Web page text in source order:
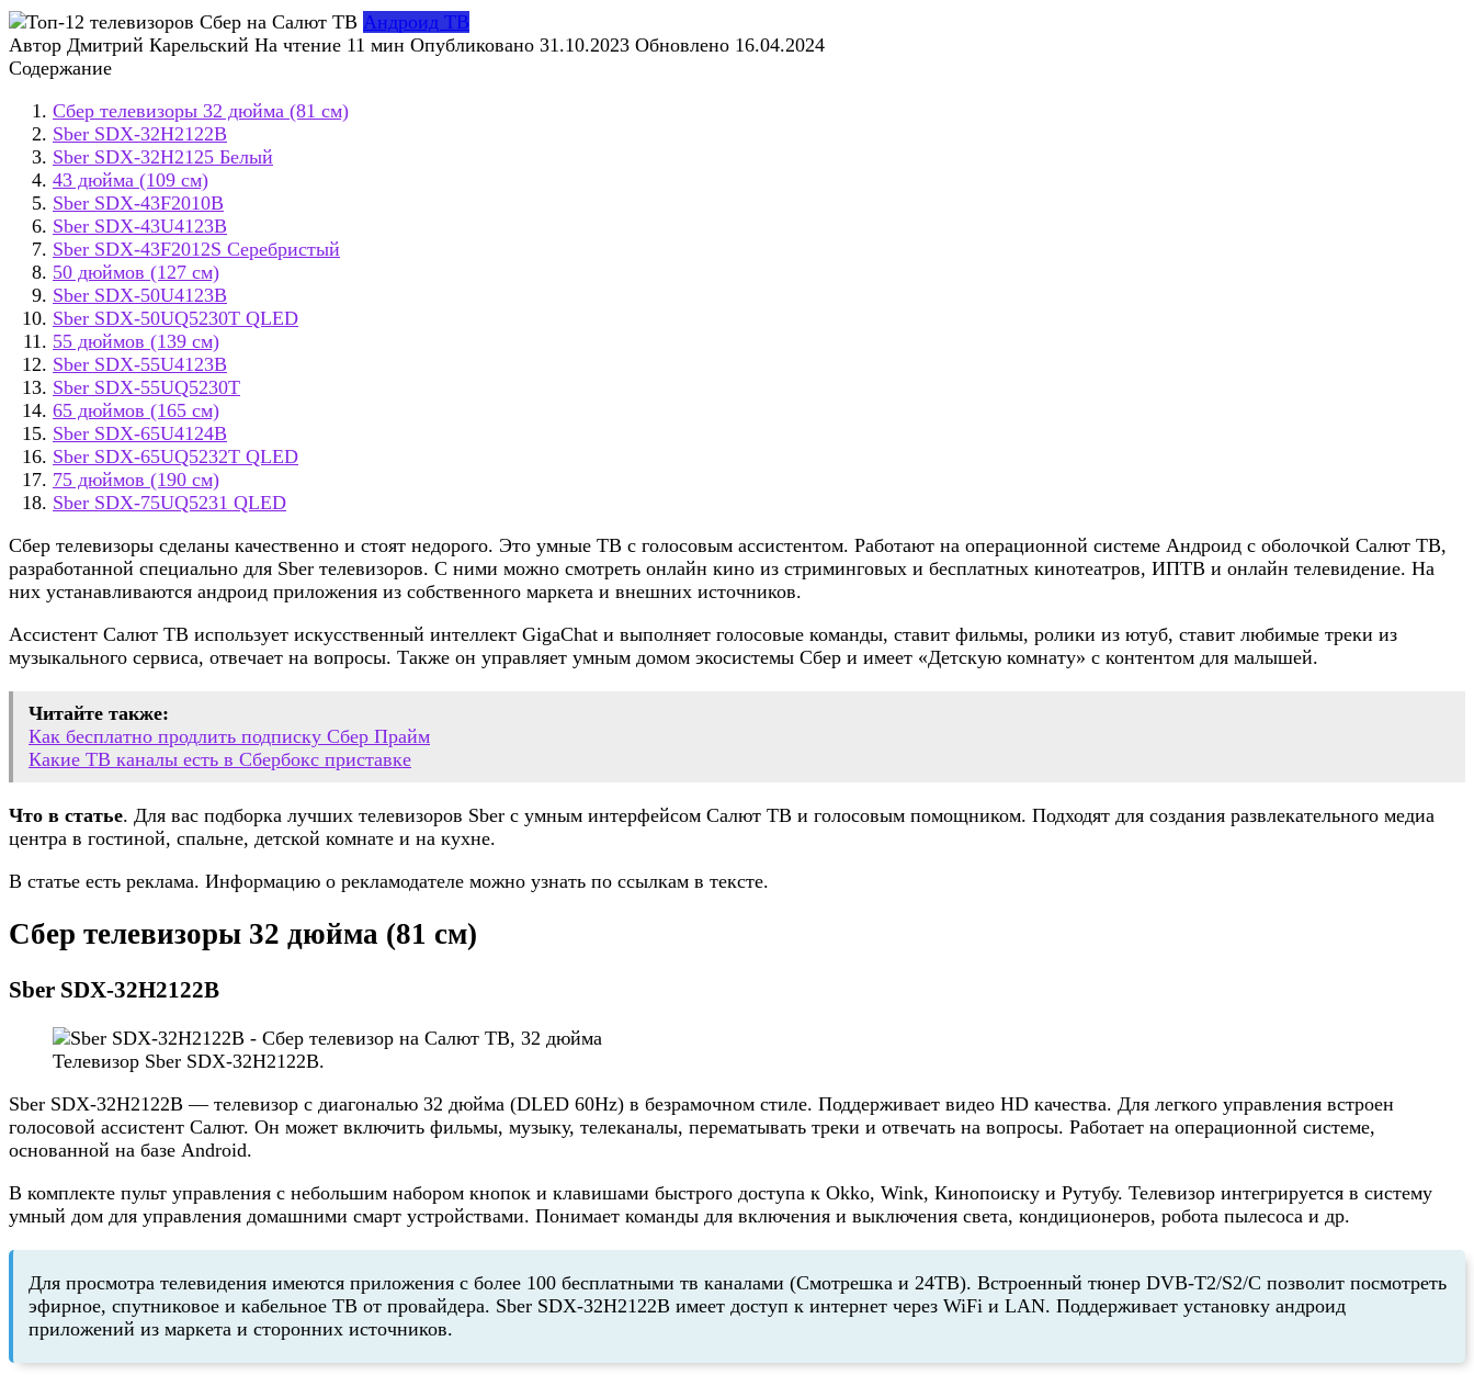
Андроид ТВ
Автор Дмитрий Карельский На чтение 11 мин Опубликовано 31.10.2023 Обновлено 16.04.2024
Содержание
Сбер телевизоры 32 дюйма (81 см)
Sber SDX-32H2122B
Sber SDX-32H2125 Белый
43 дюйма (109 см)
Sber SDX-43F2010B
Sber SDX-43U4123B
Sber SDX-43F2012S Серебристый
50 дюймов (127 см)
Sber SDX-50U4123B
Sber SDX-50UQ5230T QLED
55 дюймов (139 см)
Sber SDX-55U4123B
Sber SDX-55UQ5230T
65 дюймов (165 см)
Sber SDX-65U4124B
Sber SDX-65UQ5232T QLED
75 дюймов (190 см)
Sber SDX-75UQ5231 QLED
Сбер телевизоры сделаны качественно и стоят недорого. Это умные ТВ с голосовым ассистентом. Работают на операционной системе Андроид с оболочкой Салют ТВ,
разработанной специально для Sber телевизоров. С ними можно смотреть онлайн кино из стриминговых и бесплатных кинотеатров, ИПТВ и онлайн телевидение. На
них устанавливаются андроид приложения из собственного маркета и внешних источников.
Ассистент Салют ТВ использует искусственный интеллект GigaChat и выполняет голосовые команды, ставит фильмы, ролики из ютуб, ставит любимые треки из
музыкального сервиса, отвечает на вопросы. Также он управляет умным домом экосистемы Сбер и имеет «Детскую комнату» с контентом для малышей.
Читайте также:
Как бесплатно продлить подписку Сбер Прайм
Какие ТВ каналы есть в Сбербокс приставке
Что в статье. Для вас подборка лучших телевизоров Sber с умным интерфейсом Салют ТВ и голосовым помощником. Подходят для создания развлекательного медиа
центра в гостиной, спальне, детской комнате и на кухне.
В статье есть реклама. Информацию о рекламодателе можно узнать по ссылкам в тексте.
Сбер телевизоры 32 дюйма (81 см)
Sber SDX-32H2122B
Телевизор Sber SDX-32H2122B.
Sber SDX-32H2122B — телевизор с диагональю 32 дюйма (DLED 60Hz) в безрамочном стиле. Поддерживает видео HD качества. Для легкого управления встроен
голосовой ассистент Салют. Он может включить фильмы, музыку, телеканалы, перематывать треки и отвечать на вопросы. Работает на операционной системе,
основанной на базе Android.
В комплекте пульт управления с небольшим набором кнопок и клавишами быстрого доступа к Okko, Wink, Кинопоиску и Рутубу. Телевизор интегрируется в систему
умный дом для управления домашними смарт устройствами. Понимает команды для включения и выключения света, кондиционеров, робота пылесоса и др.
Для просмотра телевидения имеются приложения с более 100 бесплатными тв каналами (Смотрешка и 24ТВ). Встроенный тюнер DVB-T2/S2/C позволит посмотреть
эфирное, спутниковое и кабельное ТВ от провайдера. Sber SDX-32H2122B имеет доступ к интернет через WiFi и LAN. Поддерживает установку андроид
приложений из маркета и сторонних источников.